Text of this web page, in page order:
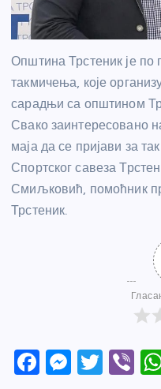
Општина Трстеник је по
такмичења, које
сарадњи са општином
Свако заинтересовано
маја да се пријави за
Спортског савеза
Смиљковић, помоћник
Трстеник.
F
M
T
Vi